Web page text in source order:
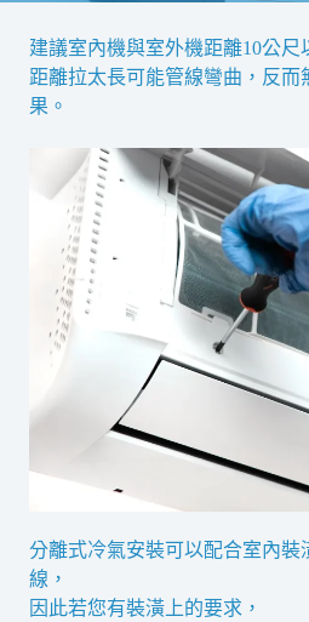
建議室內機與室外機距離10公尺
距離拉太長可能管線彎曲，反而
果。
分離式冷氣安裝可以配合室內裝
線，
因此若您有裝潢上的要求，